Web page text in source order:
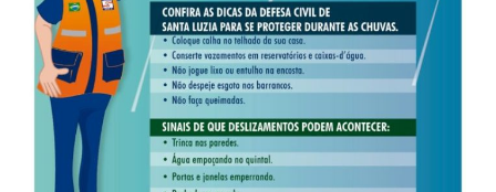
palestras e apresentações técnicas voltadas às principais
tendências do agronegócio e às soluções desenvolvidas
pela Nortox para o campo.
Na abertura, o diretor-presidente da Nortox, Romeu
Stanguerlin, apresentou a trajetória da empresa, seus
resultados e as perspectivas de crescimento previstas no